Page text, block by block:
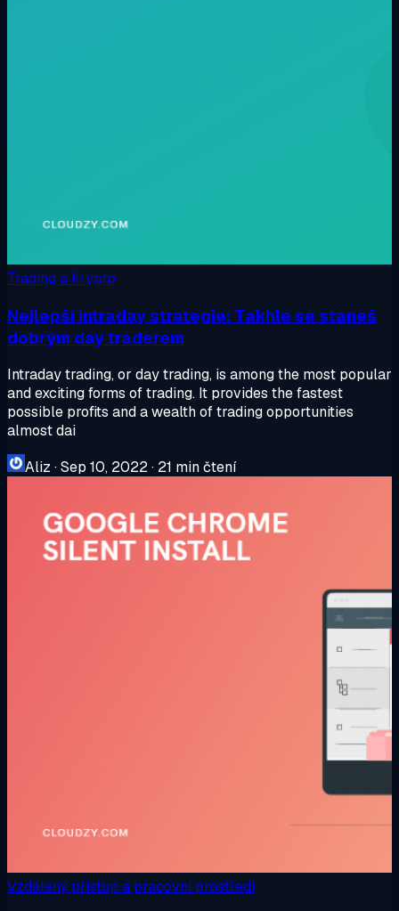
Trading a krypto
Nejlepší intraday strategie: Takhle se staneš
dobrým day traderem
Intraday trading, or day trading, is among the most popular
and exciting forms of trading. It provides the fastest
possible profits and a wealth of trading opportunities
almost dai
Aliz ·Sep 10, 2022· 21 min čtení
Vzdálený přístup a pracovní prostředí